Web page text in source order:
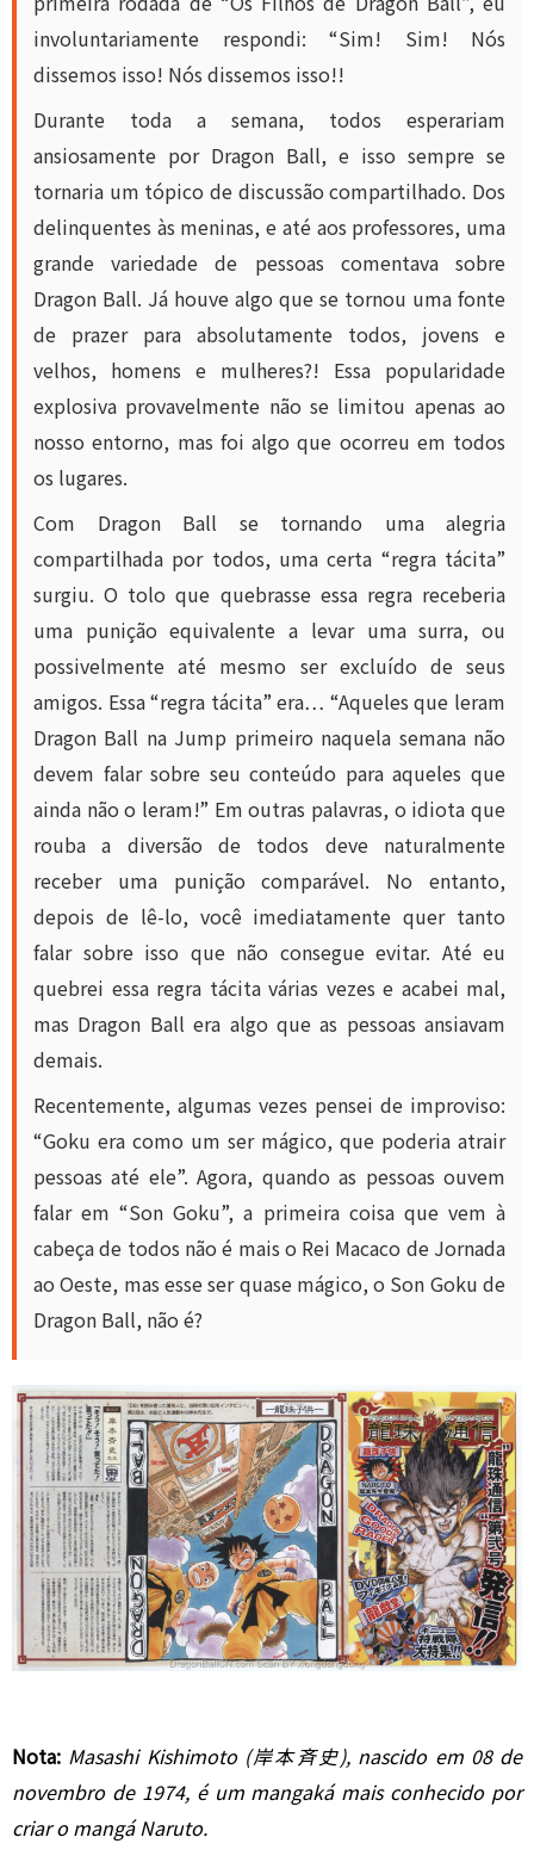
involuntariamente respondi: “Sim! Sim! Nós
dissemos isso! Nós dissemos isso!!
Durante toda a semana, todos esperariam
ansiosamente por Dragon Ball, e isso sempre se
tornaria um tópico de discussão compartilhado. Dos
delinquentes às meninas, e até aos professores, uma
grande variedade de pessoas comentava sobre
Dragon Ball. Já houve algo que se tornou uma fonte
de prazer para absolutamente todos, jovens e
velhos, homens e mulheres?! Essa popularidade
explosiva provavelmente não se limitou apenas ao
nosso entorno, mas foi algo que ocorreu em todos
os lugares.
Com Dragon Ball se tornando uma alegria
compartilhada por todos, uma certa “regra tácita”
surgiu. O tolo que quebrasse essa regra receberia
uma punição equivalente a levar uma surra, ou
possivelmente até mesmo ser excluído de seus
amigos. Essa “regra tácita” era… “Aqueles que leram
Dragon Ball na Jump primeiro naquela semana não
devem falar sobre seu conteúdo para aqueles que
ainda não o leram!” Em outras palavras, o idiota que
rouba a diversão de todos deve naturalmente
receber uma punição comparável. No entanto,
depois de lê-lo, você imediatamente quer tanto
falar sobre isso que não consegue evitar. Até eu
quebrei essa regra tácita várias vezes e acabei mal,
mas Dragon Ball era algo que as pessoas ansiavam
demais.
Recentemente, algumas vezes pensei de improviso:
“Goku era como um ser mágico, que poderia atrair
pessoas até ele”. Agora, quando as pessoas ouvem
falar em “Son Goku”, a primeira coisa que vem à
cabeça de todos não é mais o Rei Macaco de Jornada
ao Oeste, mas esse ser quase mágico, o Son Goku de
Dragon Ball, não é?
Nota: Masashi Kishimoto (岸本斉史), nascido em 08 de
novembro de 1974, é um mangaká mais conhecido por
criar o mangá Naruto.